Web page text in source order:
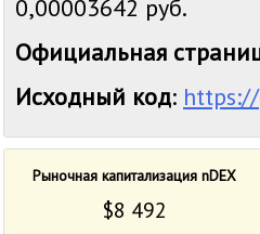
0,00003642 руб.
Официальная
Исходный код:
Рыночная капитализация nDEX
$8 492